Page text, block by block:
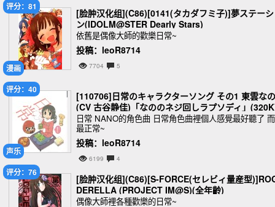
漫画
评分：81
[脸肿汉化组](C86)[0141(タカダフミ子)]夢ステー
ン(IDOLM@STER Dearly Stars)
依舊是偶像大師的歡樂日常~
投稿：leoR8714
7704 5
声乐
评分：40
[110706]日常のキャラクターソング その1 東雲なの
(CV 古谷静佳)「なののネジ回しラプソディ」
日常 NANO的角色曲 日常角色曲裡個人感覺最好聽了
最正常~
投稿：leoR8714
6199 4
评分：76
[脸肿汉化组](C86)[S-FORCE(セレビィ量産型
DERELLA (PROJECT IM@S)(全年齡)
偶像大師裡各種歡樂的日常~